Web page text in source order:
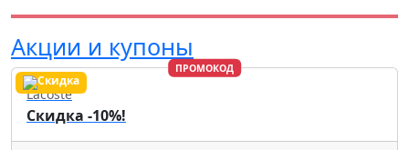
Акции и купоны
ПРОМОКОД
Lacoste
Скидка -10%!